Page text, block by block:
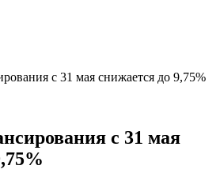
с 31 мая снижается до 9,75%
с 31 мая